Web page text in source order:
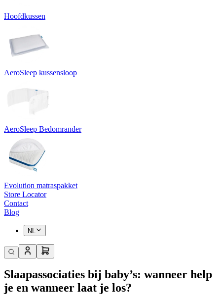
Hoofdkussen
AeroSleep kussensloop
AeroSleep Bedomrander
Evolution matraspakket
Store Locator
Contact
Blog
NL
Slaapassociaties bij baby’s: wanneer help
je en wanneer laat je los?